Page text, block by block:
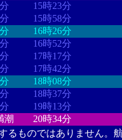
15時23分
15時58分
16時26分
16時52分
17時17分
17時42分
18時08分
18時37分
19時13分
潮
20時34分
るものではありません。